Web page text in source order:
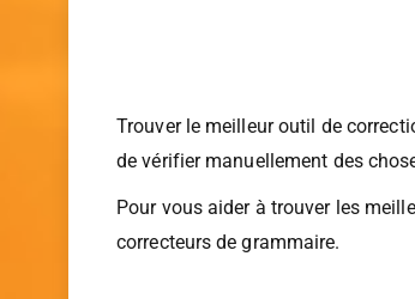
Trouver le meilleur outil de
de vérifier manuellement des
Pour vous aider à trouver les